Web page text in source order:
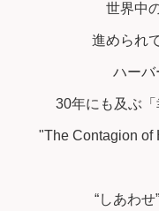
世界中
進められ
ハーバ
30年にも及ぶ
"The Contagion of
“しあわ